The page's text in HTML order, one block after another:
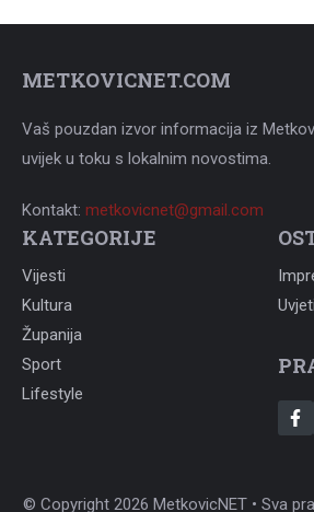
METKOVICNET.COM
Vaš pouzdan izvor informacija iz
uvijek u toku s lokalnim novostima.
Kontakt: metkovicnet@gmail.com
KATEGORIJE
Vijesti
Kultura
Županija
Sport
Lifestyle
© Copyright 2026 MetkovicNET • Sva